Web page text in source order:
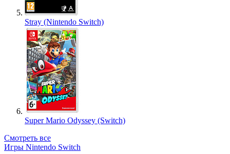
Stray (Nintendo Switch)
Super Mario Odyssey (Switch)
Смотреть все
Игры Nintendo Switch